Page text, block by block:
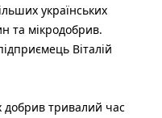
українських
та мікродобрив.
Віталій
добрив тривалий час